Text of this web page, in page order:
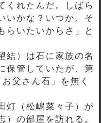
くれたんだ。しばら
いかな？いつか、そ
らいたいからさ」と
結）は石に家族の名
保管していたが、第
父さん石」を無く
灯（松嶋菜々子）が
）の部屋を訪れる。